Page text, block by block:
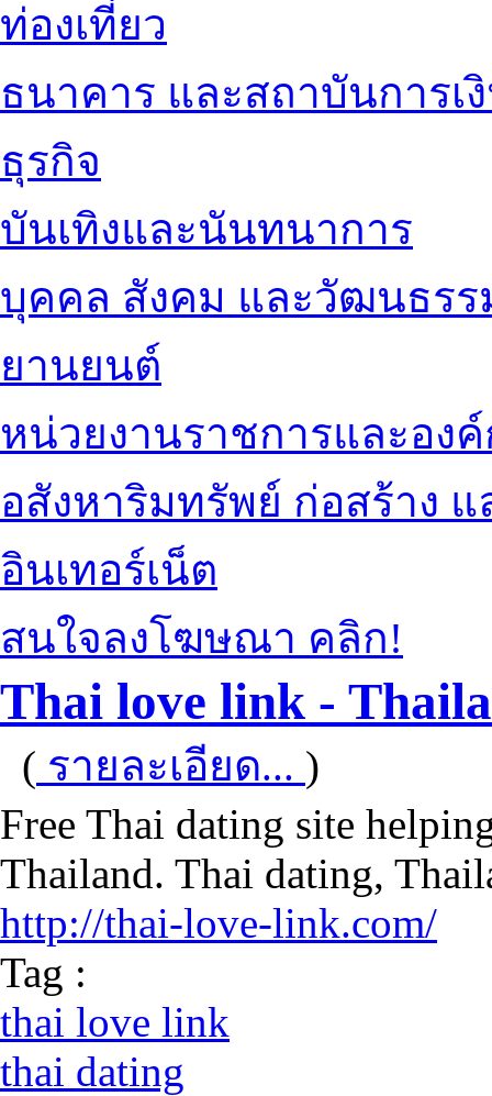
ท่องเที่ยว
ธนาคาร และสถาบันการเ
ธุรกิจ
บันเทิงและนันทนาการ
บุคคล สังคม และวัฒนธรร
ยานยนต์
หน่วยงานราชการและอง
อสังหาริมทรัพย์ ก่อสร้าง
อินเทอร์เน็ต
สนใจลงโฆษณา คลิก!
Thai love link -
( รายละเอียด... )
Free Thai dating site
Thailand. Thai dating,
http://thai-love-link.com/
Tag :
thai love link
thai dating